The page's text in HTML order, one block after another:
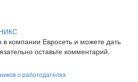
компании Евросеть и можете дать
оставьте комментарий.
о работодателях